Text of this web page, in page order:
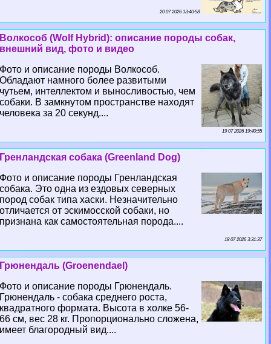
20 07 2026 13:40:58
Волкособ (Wolf Hybrid): описание породы собак,
внешний вид, фото и видео
Фото и описание породы Волкособ.
Обладают намного более развитыми
чутьем, интеллектом и выносливостью, чем
собаки. В замкнутом прострaнcтве находят
человека за 20 секунд....
19 07 2026 19:40:55
Гренландская собака (Greenland Dog)
Фото и описание породы Гренландская
собака. Это одна из ездовых северных
пород собак типа хаски. Незначительно
отличается от эскимосской собаки, но
признана как самостоятельная порода....
18 07 2026 3:31:37
Грюнендаль (Groenendael)
Фото и описание породы Грюнендаль.
Грюнендаль - собака среднего роста,
квадратного формата. Высота в холке 56-
66 см, вес 28 кг. Пропорционально сложена,
имеет благородный вид....